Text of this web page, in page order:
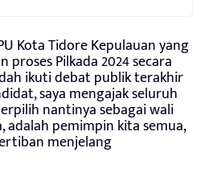
Kota Tidore Kepulauan yang
Pilkada 2024 secara
ikuti debat publik terakhir
saya mengajak seluruh
nantinya sebagai wali
adalah pemimpin kita semua,
menjelang